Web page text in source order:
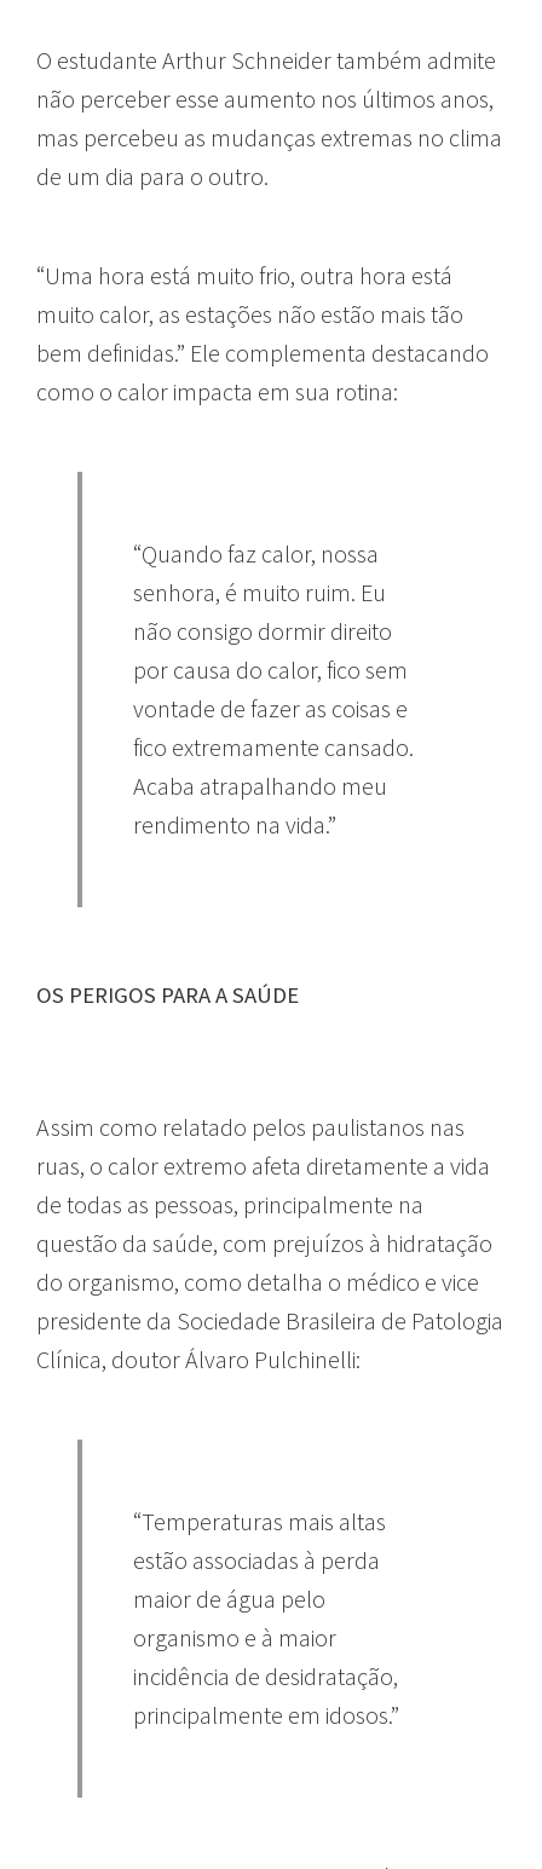
O estudante Arthur Schneider também admite
não perceber esse aumento nos últimos anos,
mas percebeu as mudanças extremas no clima
de um dia para o outro.
“Uma hora está muito frio, outra hora está
muito calor, as estações não estão mais tão
bem definidas.” Ele complementa destacando
como o calor impacta em sua rotina:
“Quando faz calor, nossa
senhora, é muito ruim. Eu
não consigo dormir direito
por causa do calor, fico sem
vontade de fazer as coisas e
fico extremamente cansado.
Acaba atrapalhando meu
rendimento na vida.”
OS PERIGOS PARA A SAÚDE
Assim como relatado pelos paulistanos nas
ruas, o calor extremo afeta diretamente a vida
de todas as pessoas, principalmente na
questão da saúde, com prejuízos à hidratação
do organismo, como detalha o médico e vice
presidente da Sociedade Brasileira de Patologia
Clínica, doutor Álvaro Pulchinelli:
“Temperaturas mais altas
estão associadas à perda
maior de água pelo
organismo e à maior
incidência de desidratação,
principalmente em idosos.”